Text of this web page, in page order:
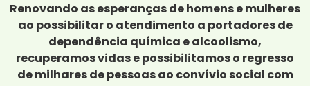
Renovando as esperanças de homens e mulheres
ao possibilitar o atendimento a portadores de
dependência química e alcoolismo,
recuperamos vidas e possibilitamos o regresso
de milhares de pessoas ao convívio social com